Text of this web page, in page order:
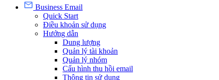
Business Email
Quick Start
Điều khoản sử dụng
Hướng dẫn
Dung lượng
Quản lý tài khoản
Quản lý nhóm
Cấu hình thu hồi email
Thông tin sử dụng